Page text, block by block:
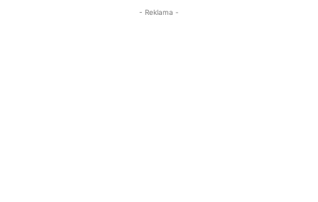
- Reklama -